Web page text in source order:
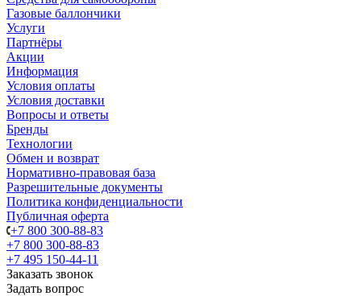
Газовые баллончики
Услуги
Партнёры
Акции
Информация
Условия оплаты
Условия доставки
Вопросы и ответы
Бренды
Технологии
Обмен и возврат
Нормативно-правовая база
Разрешительные документы
Политика конфиденциальности
Публичная оферта
+7 800 300-88-83
+7 800 300-88-83
+7 495 150-44-11
Заказать звонок
Задать вопрос